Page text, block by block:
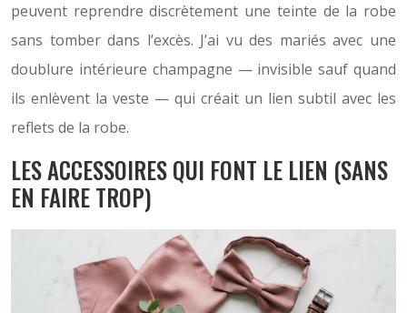
peuvent reprendre discrètement une teinte de la robe
sans tomber dans l’excès. J’ai vu des mariés avec une
doublure intérieure champagne — invisible sauf quand
ils enlèvent la veste — qui créait un lien subtil avec les
reflets de la robe.
LES ACCESSOIRES QUI FONT LE LIEN (SANS
EN FAIRE TROP)